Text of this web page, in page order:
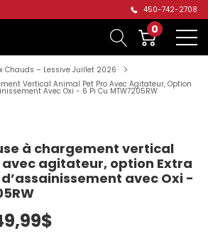
450-742-2708
0
Chauds – Lessive Juillet 2026
Vertical Animal Pet Pro Avec Agitateur, Option
Avec Oxi - 6 Pi Cu MTW7205RW
à chargement vertical
avec agitateur, option Extra
avec Oxi -